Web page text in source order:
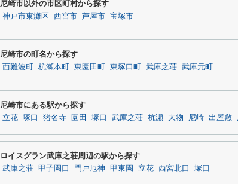
尼崎市以外の市区町村から探す
神戸市東灘区 西宮市 芦屋市 宝塚市
尼崎市の町名から探す
西難波町 杭瀬本町 東園田町 東塚口町 武庫之荘 武庫元町
尼崎市にある駅から探す
立花 塚口 猪名寺 園田 塚口 武庫之荘 杭瀬 大物 尼崎 出屋敷
ロイスグラン武庫之荘周辺の駅から探す
武庫之荘 甲子園口 門戸厄神 甲東園 立花 西宮北口 塚口